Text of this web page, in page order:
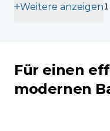
Weitere anzeigen1
Für einen
modernen